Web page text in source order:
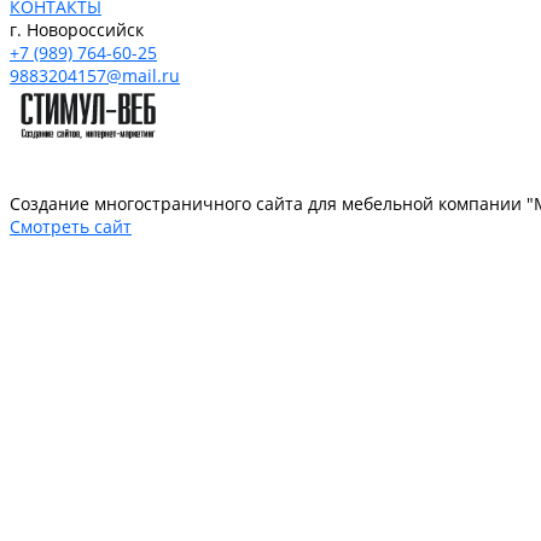
КОНТАКТЫ
г. Новороссийск
+7 (989) 764-60-25
9883204157@mail.ru
Создание многостраничного сайта для мебельной компании
Смотреть сайт